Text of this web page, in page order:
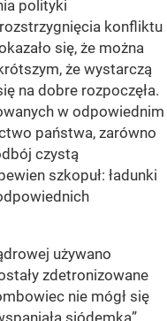
polityki
konfliktu
się, że można
że wystarczą
na dobre rozpoczęła.
w odpowiednim
państwa, zarówno
czystą
szkopuł: ładunki
używano
zdetronizowane
nie mógł się